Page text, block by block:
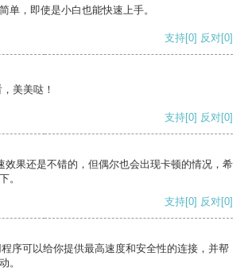
单，即使是小白也能快速上手。
支持[0] 反对[0]
美美哒！
支持[0] 反对[0]
效果还是不错的，但偶尔也会出现卡顿的情况，希
。
支持[0] 反对[0]
序可以给你提供最高速度和安全性的连接，并帮
。